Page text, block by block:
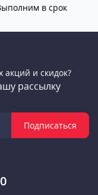
в срок
акций и скидок?
рассылку
Подписаться